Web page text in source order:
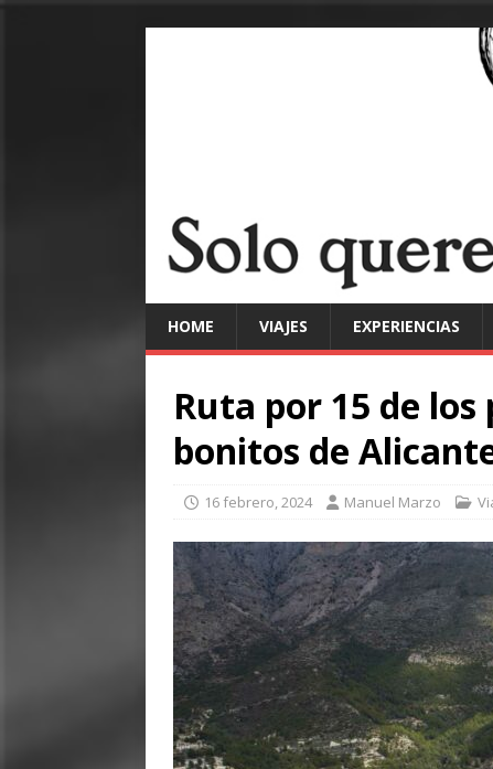
HOME VIAJES EXPERIENCIAS
Ruta por 15 de
bonitos de
16 febrero, 2024 Manuel Marzo